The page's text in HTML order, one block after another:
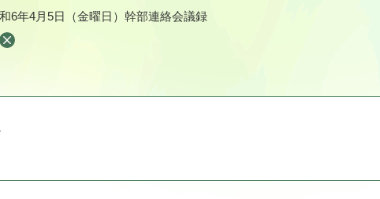
6年4月5日（金曜日）幹部連絡会議録